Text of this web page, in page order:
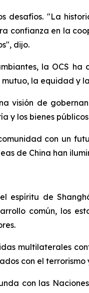
desafíos. "La
confianza en la
dijo.
la OCS
la equidad y
visión de
y los bienes
con un
de China han
espíritu de
común, los
multilaterales
con el
con las